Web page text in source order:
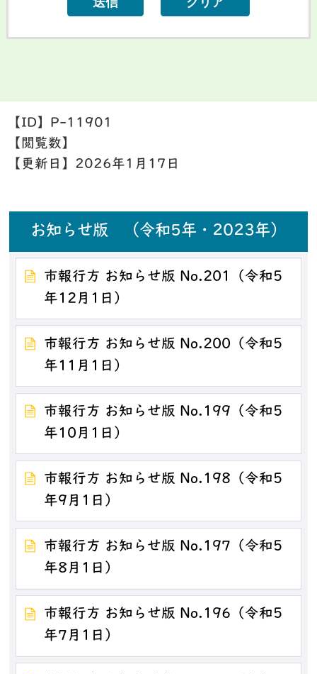
【ID】 P-11901
【閲覧数】
【更新日】 2026年1月17日
お知らせ版 （令和5年・2023年）
市報行方 お知らせ版 No.201（令和5
年12月1日）
市報行方 お知らせ版 No.200（令和5
年11月1日）
市報行方 お知らせ版 No.199（令和5
年10月1日）
市報行方 お知らせ版 No.198（令和5
年9月1日）
市報行方 お知らせ版 No.197（令和5
年8月1日）
市報行方 お知らせ版 No.196（令和5
年7月1日）